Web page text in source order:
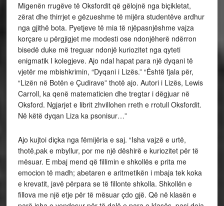
Migenën rrugëve të Oksfordit që gëlojnë nga biçikletat,
zërat dhe thirrjet e gëzueshme të mijëra studentëve ardhur
nga gjithë bota. Pyetjeve të mia të njëpasnjëshme vajza
korçare u përgjigjet me modesti ose ndonjëherë ndërron
bisedë duke më treguar ndonjë kuriozitet nga qyteti
enigmatik I kolegjeve. Ajo ndal hapat para një dyqani të
vjetër me mbishkrimin, “Dyqani i Lizës.” “Është fjala për,
“Lizën në Botën e Çudirave” thotë ajo. Autori i Lizës, Lewis
Carroll, ka qenë matematicien dhe tregtar i dëgjuar në
Oksford. Ngjarjet e librit zhvillohen rreth e rrotull Oksfordit.
Në këtë dyqan Liza ka psonisur…”
Ajo kujtoi diçka nga fëmijëria e saj. “Isha vajzë e urtë,
thotë,pak e mbyllur, por me një dëshirë e kuriozitet për të
mësuar. E mbaj mend që fillimin e shkollës e prita me
emocion të madh; abetaren e aritmetikën i mbaja tek koka
e krevatit, javë përpara se të fillonte shkolla. Shkollën e
fillova me një etje për të mësuar çdo gjë. Që në klasën e